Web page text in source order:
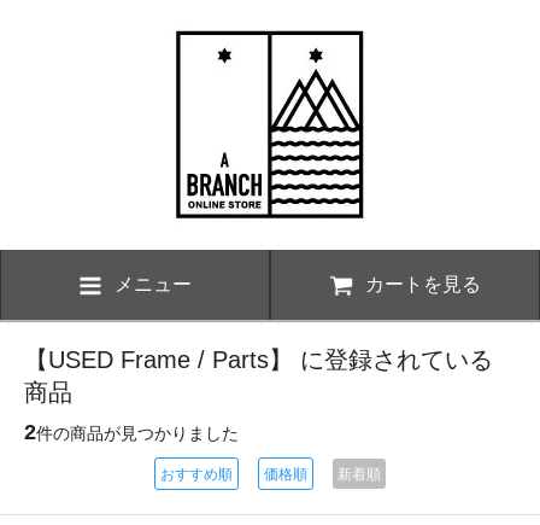
メニュー カートを見る
【USED Frame / Parts】 に登録されている
商品
2件の商品が見つかりました
おすすめ順 価格順 新着順